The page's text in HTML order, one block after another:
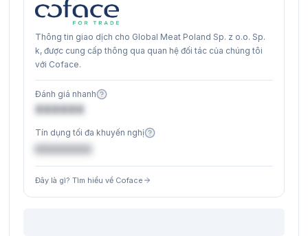
Thông tin giao dịch cho Global Meat Poland Sp. z o.o. Sp.
k, được cung cấp thông qua quan hệ đối tác của chúng tôi
với Coface.
Đánh giá nhanh
XXXXXX
Tín dụng tối đa khuyến nghị
€XXXXXX
Đây là gì? Tìm hiểu về Coface